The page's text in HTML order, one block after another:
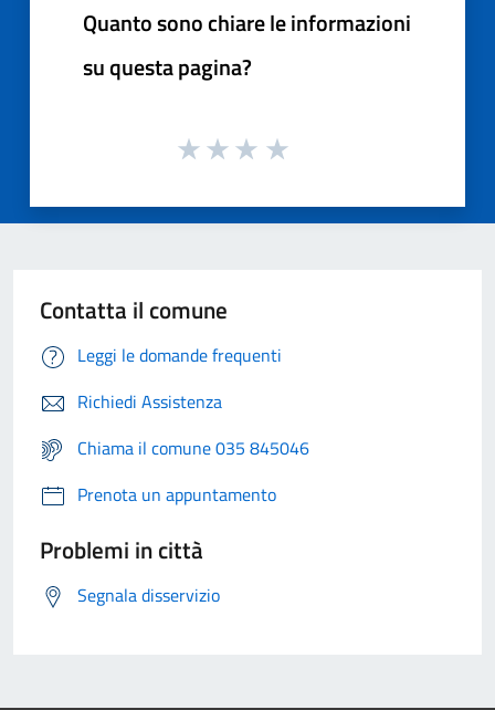
Quanto sono chiare le informazioni
su questa pagina?
Contatta il comune
Leggi le domande frequenti
Richiedi Assistenza
Chiama il comune 035 845046
Prenota un appuntamento
Problemi in città
Segnala disservizio